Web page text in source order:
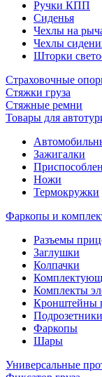
Ручки КПП
Сиденья
Чехлы на
Чехлы
Шторки
Страховочные
Стяжки груза
Стяжные ремни
Товары для
Зажигалки
Ножи
Термокружки
Фаркопы и
Разъемы
Заглушки
Колпачки
Комплекты
Кронштейны
Подрозетники
Фаркопы
Шары
Универсальные